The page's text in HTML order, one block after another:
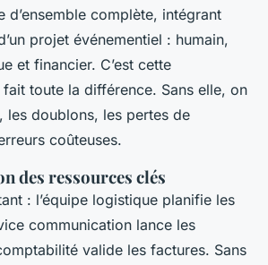
complète, intégrant
projet événementiel : humain,
et financier. C’est cette
toute la différence. Sans elle, on
les doublons, les pertes de
coûteuses.
des ressources clés
: l’équipe logistique planifie les
communication lance les
valide les factures. Sans